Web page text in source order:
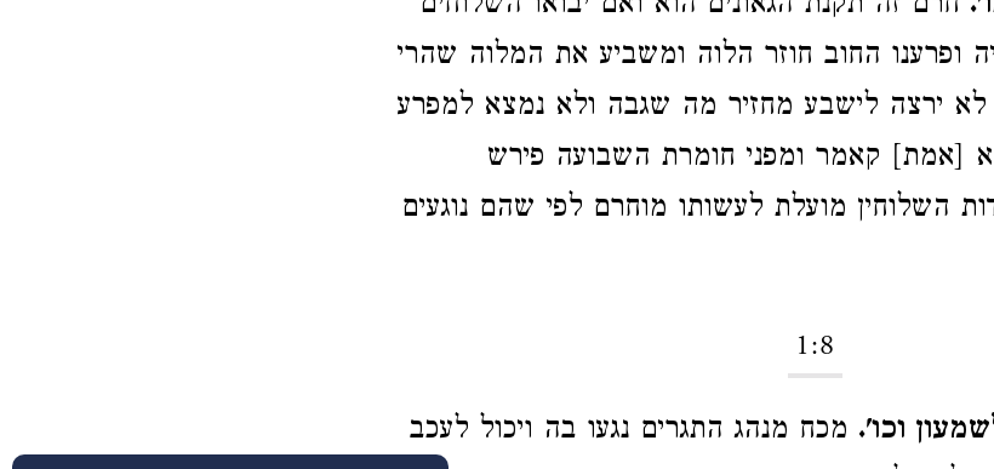
ופרענו החוב חוזר הלוה ומשביע את המלוה שהרי
לא ירצה לישבע מחזיר מה שגבה ולא נמצא למפרע
[אמת] קאמר ומפני חומרת השבועה פירש
השלוחין מועלת לעשותו מוחרם לפי שהם נוגעים
1:8
וכו'. מכח מנהג התגרים נגעו בה ויכול לעכב